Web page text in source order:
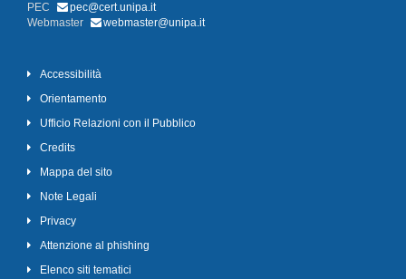
PEC
pec@cert.unipa.it
Webmaster
webmaster@unipa.it
Accessibilità
Orientamento
Ufficio Relazioni con il Pubblico
Credits
Mappa del sito
Note Legali
Privacy
Attenzione al phishing
Elenco siti tematici